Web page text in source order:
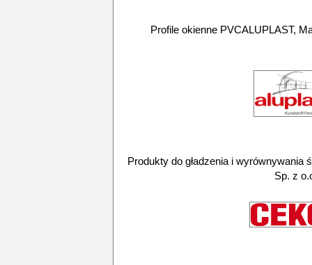
Profile okienne PVCALUPLAST,
Produkty do gładzenia i
Sp. z